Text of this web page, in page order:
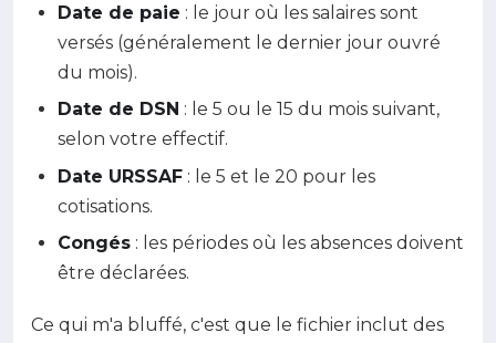
Date de paie : le jour où les salaires sont
versés (généralement le dernier jour ouvré
du mois).
Date de DSN : le 5 ou le 15 du mois suivant,
selon votre effectif.
Date URSSAF : le 5 et le 20 pour les
cotisations.
Congés : les périodes où les absences doivent
être déclarées.
Ce qui m'a bluffé, c'est que le fichier inclut des